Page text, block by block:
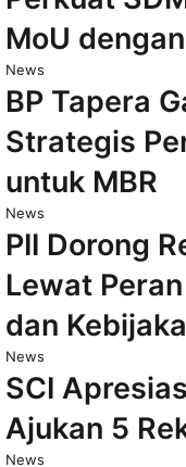
MoU
News
BP Tapera
Strategis
untuk MBR
News
PII Dorong
Lewat
dan
News
SCI
Ajukan 5
News